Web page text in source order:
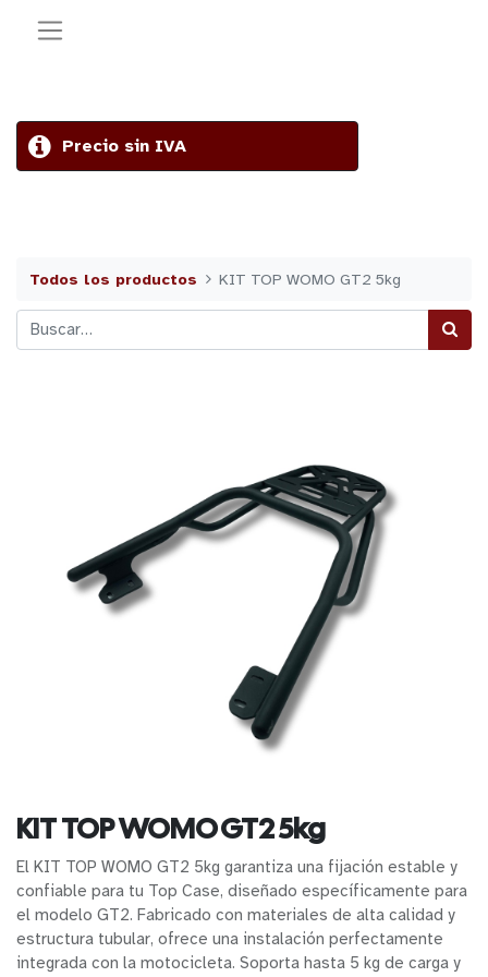
Precio sin IVA
Todos los productos KIT TOP WOMO GT2 5kg
KIT TOP WOMO GT2 5kg
El KIT TOP WOMO GT2 5kg garantiza una fijación estable y
confiable para tu Top Case, diseñado específicamente para
el modelo GT2. Fabricado con materiales de alta calidad y
estructura tubular, ofrece una instalación perfectamente
integrada con la motocicleta. Soporta hasta 5 kg de carga y